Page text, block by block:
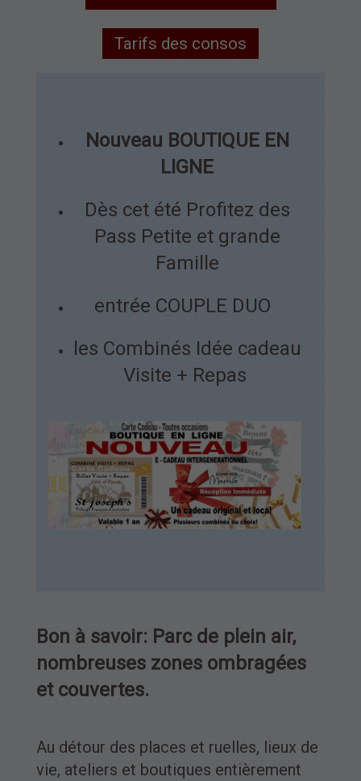
Tarifs des consos
Nouveau BOUTIQUE EN
LIGNE
Dès cet été Profitez des
Pass Petite et grande
Famille
entrée COUPLE DUO
les Combinés Idée cadeau
Visite + Repas
Bon à savoir: Parc de plein air,
nombreuses zones ombragées
et couvertes.
Au détour des places et ruelles, lieux de
vie, ateliers et boutiques entièrement